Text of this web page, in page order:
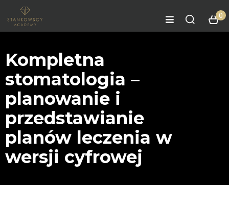
0
Kompletna
stomatologia –
planowanie i
przedstawianie
planów leczenia w
wersji cyfrowej